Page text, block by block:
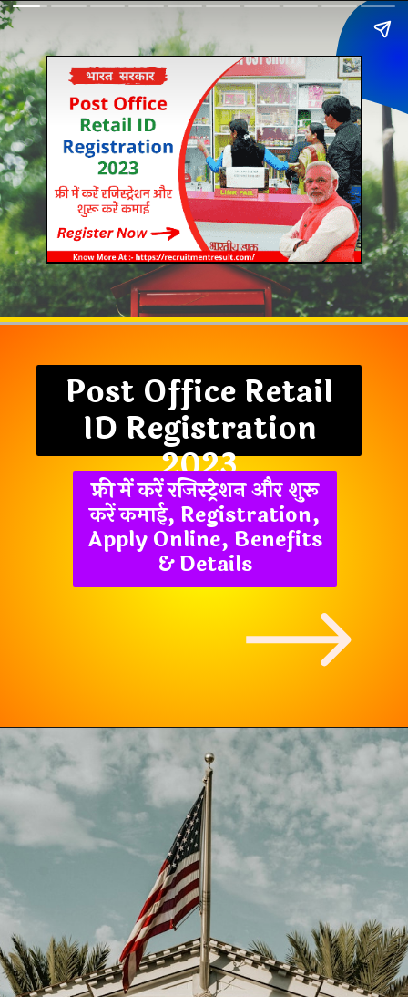
Post Office Retail
ID Registration
2023
फ्री में करें रजिस्ट्रेशन और शुरू
करें कमाई, Registration,
Apply Online, Benefits
& Details